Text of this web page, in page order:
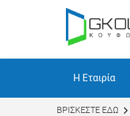
Η Εταιρία
BΡΙΣΚΕΣΤΕ ΕΔΩ